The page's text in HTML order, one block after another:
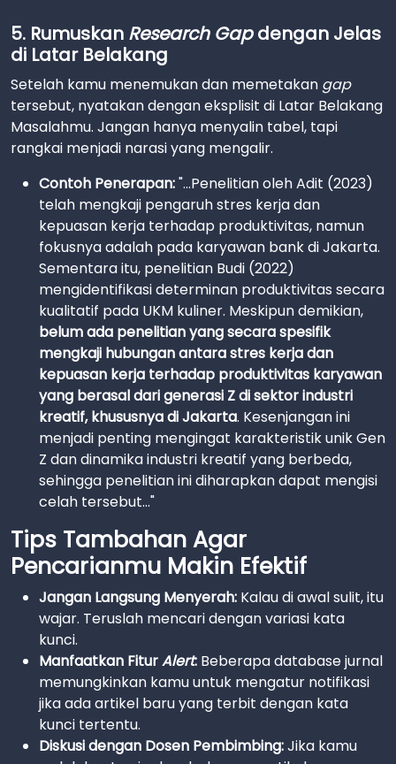
5. Rumuskan Research Gapdengan Jelas
di Latar Belakang
Setelah kamu menemukan dan memetakan gap
tersebut, nyatakan dengan eksplisit di Latar Belakang
Masalahmu. Jangan hanya menyalin tabel, tapi
rangkai menjadi narasi yang mengalir.
Contoh Penerapan:"...Penelitian oleh Adit (2023)
telah mengkaji pengaruh stres kerja dan
kepuasan kerja terhadap produktivitas, namun
fokusnya adalah pada karyawan bank di Jakarta.
Sementara itu, penelitian Budi (2022)
mengidentifikasi determinan produktivitas secara
kualitatif pada UKM kuliner. Meskipun demikian,
belum ada penelitian yang secara spesifik
mengkaji hubungan antara stres kerja dan
kepuasan kerja terhadap produktivitas karyawan
yang berasal dari generasi Z di sektor industri
kreatif, khususnya di Jakarta. Kesenjangan ini
menjadi penting mengingat karakteristik unik Gen
Z dan dinamika industri kreatif yang berbeda,
sehingga penelitian ini diharapkan dapat mengisi
celah tersebut..."
Tips Tambahan Agar
Pencarianmu Makin Efektif
Jangan Langsung Menyerah: Kalau di awal sulit, itu
wajar. Teruslah mencari dengan variasi kata
kunci.
Manfaatkan FiturAlert: Beberapa database jurnal
memungkinkan kamu untuk mengatur notifikasi
jika ada artikel baru yang terbit dengan kata
kunci tertentu.
Diskusi dengan Dosen Pembimbing:Jika kamu